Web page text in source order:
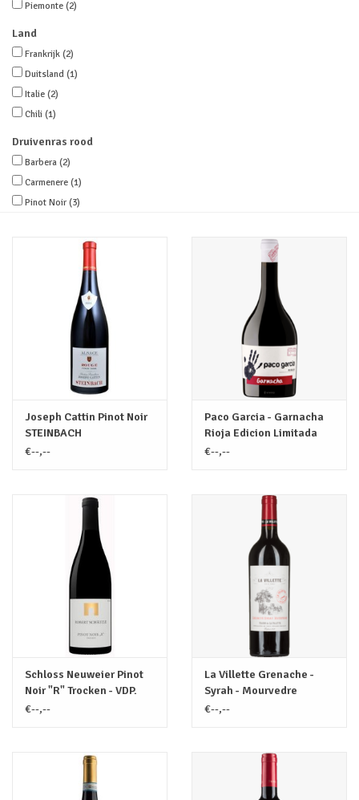
Merken
Piemonte (2)
Land
Frankrijk (2)
Duitsland (1)
Italie (2)
Chili (1)
Druivenras rood
Barbera (2)
Carmenere (1)
Pinot Noir (3)
Joseph Cattin Pinot Noir
STEINBACH
€--,--
Paco Garcia - Garnacha
Rioja Edicion Limitada
€--,--
Schloss Neuweier Pinot
Noir "R" Trocken - VDP.
Ortswein
€--,--
La Villette Grenache -
Syrah - Mourvedre
€--,--